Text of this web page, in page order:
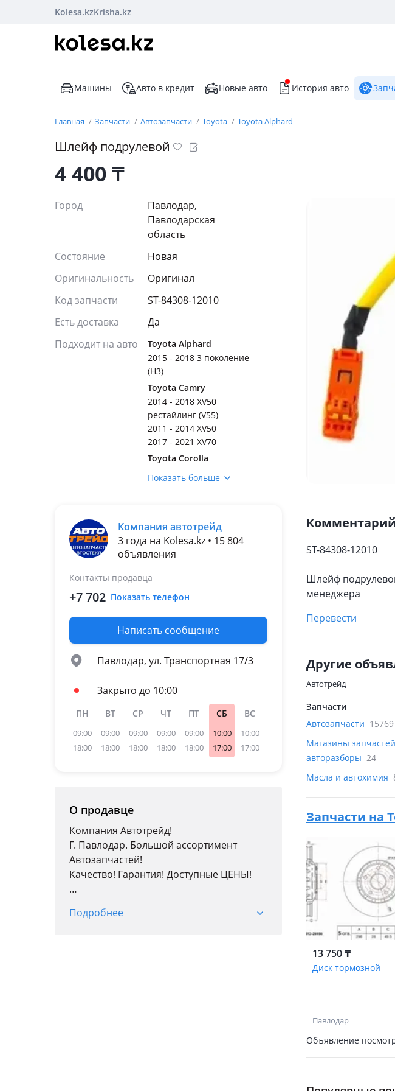
Kolesa.kzKrisha.kz
Машины Авто в кредит Новые авто История авто
Главная Запчасти Автозапчасти Toyota Toyota Alphard
Шлейф подрулевой
4 400₸
Город
Павлодар,
Павлодарская
область
Состояние
Новая
Оригинальность
Оригинал
Код запчасти
ST-84308-12010
Есть доставка
Да
Подходит на авто
Toyota Alphard
2015 - 2018 3 поколение
(H3)
Toyota Camry
2014 - 2018 XV50
рестайлинг (V55)
2011 - 2014 XV50
2017 - 2021 XV70
Toyota Corolla
2015 - 2019 E180
Toyota Crown
2012 - 2018 S210
Toyota Harrier
2013 - 2017 3 поколение
2014 - н.в. 3 поколение
Toyota RAV4
2015 - 2019 4 поколение
рестайлинг (A4)
2012 - 2015 4 поколение
Toyota Voxy
2014 - н.в. 3 поколение
Показать больше
Компания автотрейд
3 года на Kolesa.kz • 15 804
объявления
Контакты продавца
+7 702 Показать телефон
Написать сообщение
Павлодар, ул. Транспортная 17/3
Закрыто до 10:00
ПН
09:00
18:00
ВТ
09:00
18:00
СР
09:00
18:00
ЧТ
09:00
18:00
ПТ
09:00
18:00
СБ
10:00
17:00
ВС
10:00
17:00
О продавце
Компания Автотрейд!
Г. Павлодар. Большой ассортимент
Автозапчастей!
Качество! Гарантия! Доступные ЦЕНЫ!
Более 20 лет на рынке!
Подробнее
ST-84308-12010
Шлейф
менеджера
Перевести
Другие
Автотрейд
Запчасти
Автозапчасти 15769
Магазины
авторазборы 24
Масла и автохимия
Запчасти на
13 750 ₸
Диск тормозной
Павлодар
Объявление